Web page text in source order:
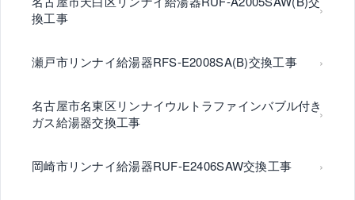
換工事
瀬戸市リンナイ給湯器RFS-E2008SA(B)交換工事
名古屋市名東区リンナイウルトラファインバブル付き
ガス給湯器交換工事
岡崎市リンナイ給湯器RUF-E2406SAW交換工事